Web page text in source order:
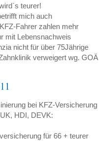
teurer!
mich auch
Fahrer zahlen mehr
mit Lebensnachweis
nicht für über 75Jährige
verweigert wg. GOÄ
bei KFZ-Versicherung
HDI, DEVK:
für 66 + teurer